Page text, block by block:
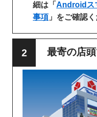
細は「 Androidス
事項 」をご確認く
最寄の店